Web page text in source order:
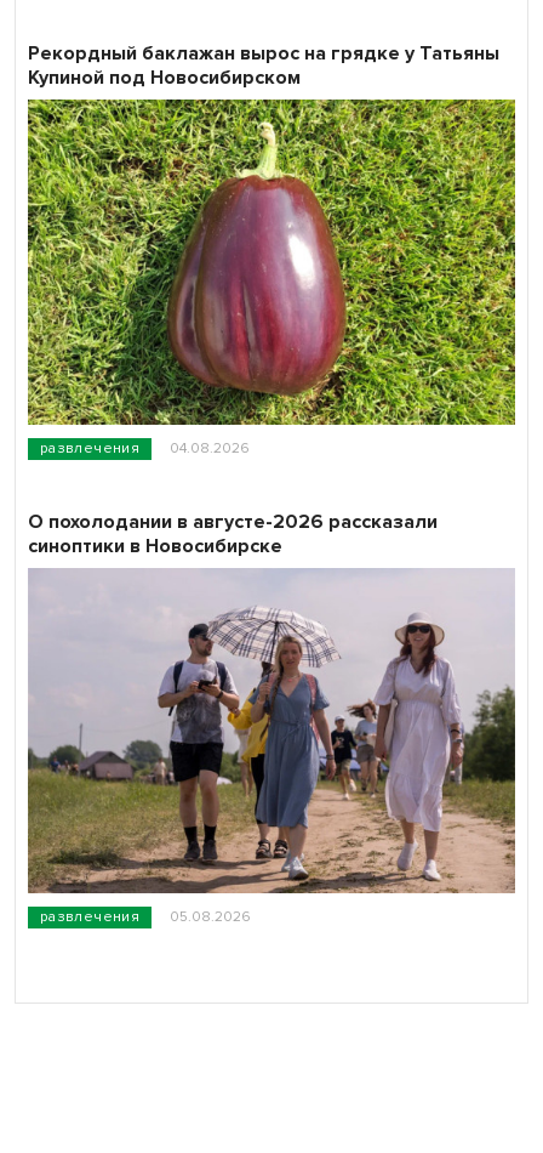
развлечения 04.08.2026
Рекордный баклажан вырос на грядке у Татьяны
Купиной под Новосибирском
развлечения 05.08.2026
О похолодании в августе-2026 рассказали
синоптики в Новосибирске